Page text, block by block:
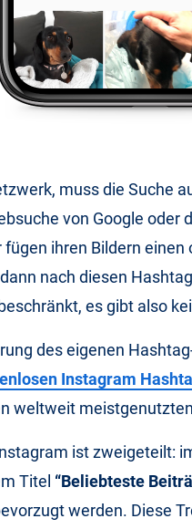
muss die Suche
von Google oder
ihren Bildern einen
nach diesen
es gibt also
des eigenen
Instagram
weltweit
ist zweigeteilt:
Titel “Beliebteste
werden. Diese